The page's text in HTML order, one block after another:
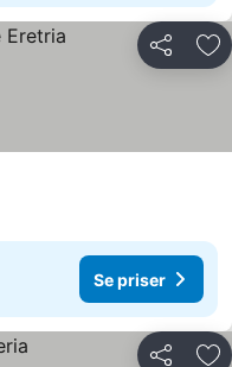
Dela
Se priser